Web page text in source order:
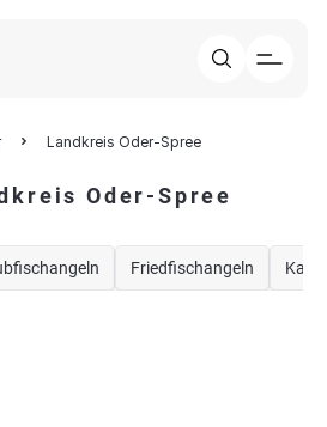
Landkreis Oder-Spree
Oder-Spree
Friedfischangeln